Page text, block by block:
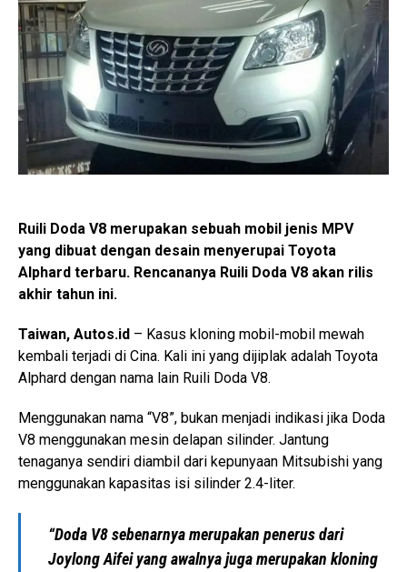
Ruili Doda V8 merupakan sebuah mobil jenis MPV
yang dibuat dengan desain menyerupai Toyota
Alphard terbaru. Rencananya Ruili Doda V8 akan rilis
akhir tahun ini.
Taiwan, Autos.id – Kasus kloning mobil-mobil mewah
kembali terjadi di Cina. Kali ini yang dijiplak adalah Toyota
Alphard dengan nama lain Ruili Doda V8.
Menggunakan nama “V8”, bukan menjadi indikasi jika Doda
V8 menggunakan mesin delapan silinder. Jantung
tenaganya sendiri diambil dari kepunyaan Mitsubishi yang
menggunakan kapasitas isi silinder 2.4-liter.
“Doda V8 sebenarnya merupakan penerus dari
Joylong Aifei yang awalnya juga merupakan kloning